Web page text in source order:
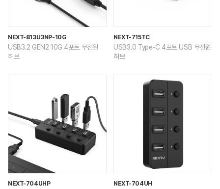
NEXT-813U3NP-10G
USB3.2 GEN2 10G 4포트 무전원
허브
NEXT-715TC
USB3.0 Type-C 4포트 USB 무전원
허브
NEXT-704UHP NEXT-704UH